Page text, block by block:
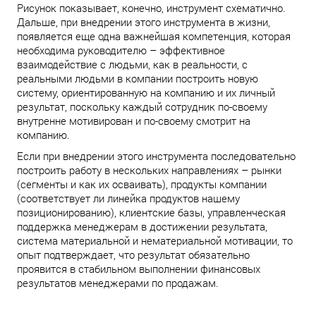
Рисунок показывает, конечно, инструмент схематично.
Дальше, при внедрении этого инструмента в жизни,
появляется еще одна важнейшая компетенция, которая
необходима руководителю – эффективное
взаимодействие с людьми, как в реальности, с
реальными людьми в компании построить новую
систему, ориентированную на компанию и их личный
результат, поскольку каждый сотрудник по-своему
внутренне мотивирован и по-своему смотрит на
компанию.
Если при внедрении этого инструмента последовательно
построить работу в нескольких направлениях – рынки
(сегменты и как их осваивать), продукты компании
(соответствует ли линейка продуктов нашему
позиционированию), клиентские базы, управленческая
поддержка менеджерам в достижении результата,
система материальной и нематериальной мотивации, то
опыт подтверждает, что результат обязательно
проявится в стабильном выполнении финансовых
результатов менеджерами по продажам.